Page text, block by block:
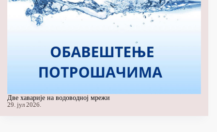
Две хаварије на водоводној мрежи
29. јул 2026.